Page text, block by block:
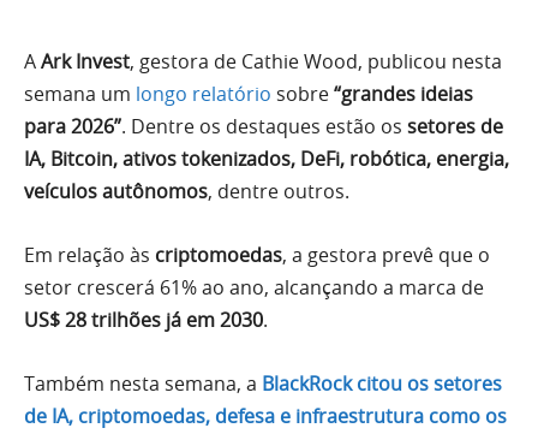
AArk Invest, gestora de Cathie Wood, publicou nesta
semana um longo relatório sobre“grandes ideias
para 2026”. Dentre os destaques estão os setores de
IA, Bitcoin, ativos tokenizados, DeFi, robótica, energia,
veículos autônomos, dentre outros.
Em relação às criptomoedas, a gestora prevê que o
setor crescerá 61% ao ano, alcançando a marca de
US$ 28 trilhões já em 2030.
Também nesta semana, a BlackRock citou os setores
de IA, criptomoedas, defesa e infraestrutura como os